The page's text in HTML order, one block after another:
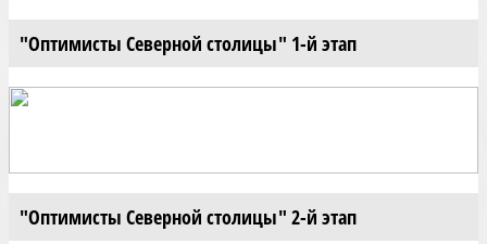
"Оптимисты Северной столицы" 1-й этап
"Оптимисты Северной столицы" 2-й этап